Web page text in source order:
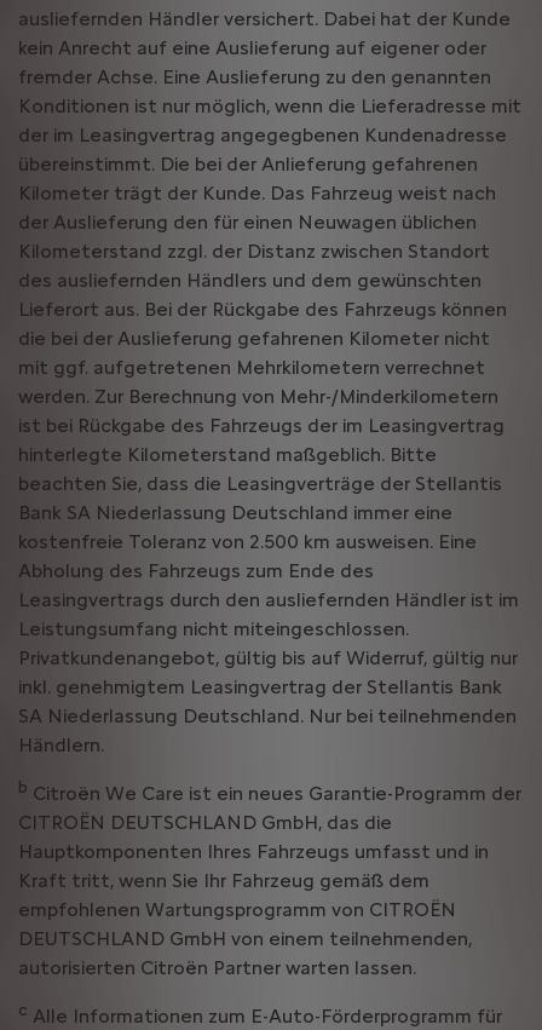
ausliefernden Händler versichert. Dabei hat der Kunde
kein Anrecht auf eine Auslieferung auf eigener oder
fremder Achse. Eine Auslieferung zu den genannten
Konditionen ist nur möglich, wenn die Lieferadresse mit
der im Leasingvertrag angegegbenen Kundenadresse
übereinstimmt. Die bei der Anlieferung gefahrenen
Kilometer trägt der Kunde. Das Fahrzeug weist nach
der Auslieferung den für einen Neuwagen üblichen
Kilometerstand zzgl. der Distanz zwischen Standort
des ausliefernden Händlers und dem gewünschten
Lieferort aus. Bei der Rückgabe des Fahrzeugs können
die bei der Auslieferung gefahrenen Kilometer nicht
mit ggf. aufgetretenen Mehrkilometern verrechnet
werden. Zur Berechnung von Mehr-/Minderkilometern
ist bei Rückgabe des Fahrzeugs der im Leasingvertrag
hinterlegte Kilometerstand maßgeblich. Bitte
beachten Sie, dass die Leasingverträge der Stellantis
Bank SA Niederlassung Deutschland immer eine
kostenfreie Toleranz von 2.500 km ausweisen. Eine
Abholung des Fahrzeugs zum Ende des
Leasingvertrags durch den ausliefernden Händler ist im
Leistungsumfang nicht miteingeschlossen.
Privatkundenangebot, gültig bis auf Widerruf, gültig nur
inkl. genehmigtem Leasingvertrag der Stellantis Bank
SA Niederlassung Deutschland. Nur bei teilnehmenden
Händlern.
b Citroën We Care ist ein neues Garantie-Programm der
CITROËN DEUTSCHLAND GmbH, das die
Hauptkomponenten Ihres Fahrzeugs umfasst und in
Kraft tritt, wenn Sie Ihr Fahrzeug gemäß dem
empfohlenen Wartungsprogramm von CITROËN
DEUTSCHLAND GmbH von einem teilnehmenden,
autorisierten Citroën Partner warten lassen.
c Alle Informationen zum E-Auto-Förderprogramm für